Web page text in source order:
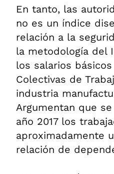
En tanto, las
no es un índice
relación a la
la metodología del
los salarios
Colectivas de
industria
Argumentan que
año 2017 los
aproximadamente
relación de